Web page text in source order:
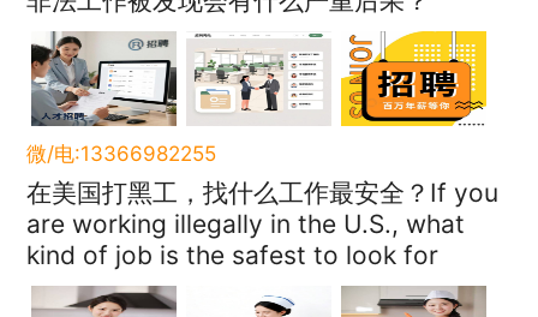
微/电:13366982255
在美国打黑工，找什么工作最安全？If you
are working illegally in the U.S., what
kind of job is the safest to look for